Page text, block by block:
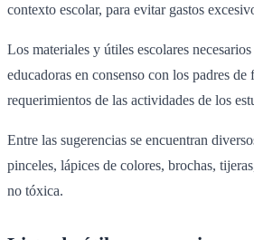
contexto escolar, para evitar gastos
Los materiales y útiles escolares
educadoras en consenso con los padres
requerimientos de las actividades de los
Entre las sugerencias se encuentran
pinceles, lápices de colores, brochas,
no tóxica.